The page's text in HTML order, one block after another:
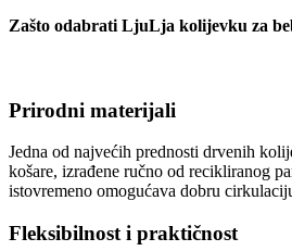
Zašto odabrati LjuLja kolijevku za
Prirodni materijali
Jedna od najvećih prednosti drvenih
košare, izrađene ručno od recikliranog
istovremeno omogućava dobru
Fleksibilnost i praktičnost